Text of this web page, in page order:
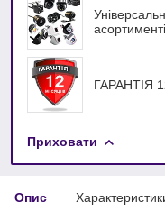
ГАРАНТІЯ
Приховати
Опис